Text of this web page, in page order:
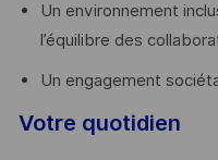
Un environnement
l’équilibre des
Un engagement
Votre quotidien